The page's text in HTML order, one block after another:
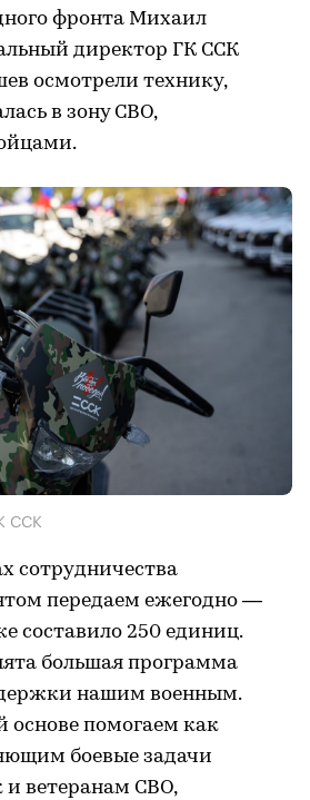
фронта Михаил
директор ГК ССК
осмотрели технику,
в зону СВО,
ССК
сотрудничества
передаем ежегодно —
составило 250 единиц.
большая программа
нашим военным.
основе помогаем как
боевые задачи
и ветеранам СВО,